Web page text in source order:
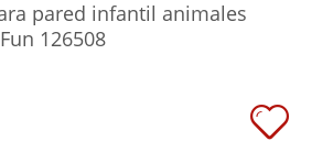
pared infantil animales
126508